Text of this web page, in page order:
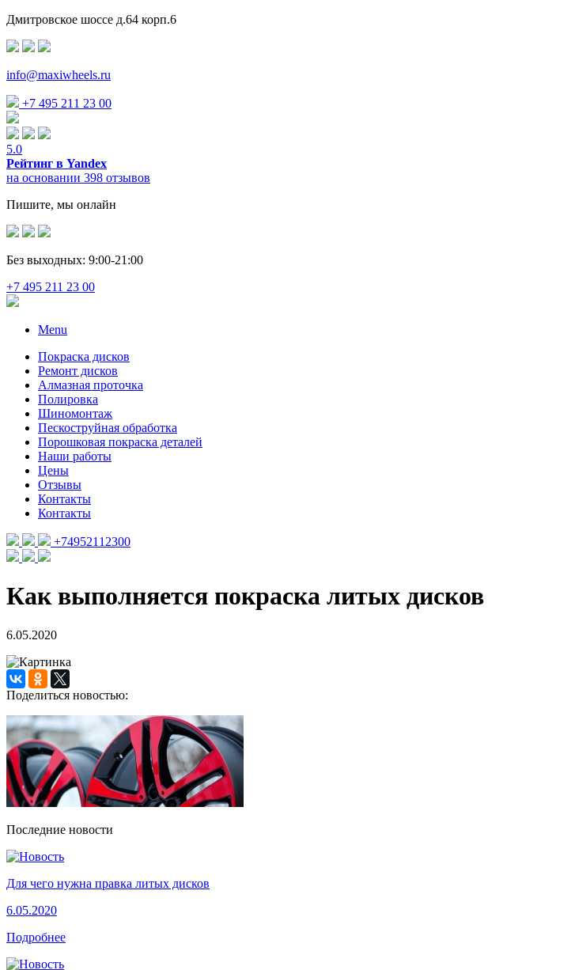
Дмитровское шоссе д.64 корп.6
info@maxiwheels.ru
+7 495 211 23 00
5.0
Рейтинг в Yandex
на основании 398 отзывов
Пишите, мы онлайн
Без выходных: 9:00-21:00
+7 495 211 23 00
Menu
Покраска дисков
Ремонт дисков
Алмазная проточка
Полировка
Шиномонтаж
Пескоструйная обработка
Порошковая покраска деталей
Наши работы
Цены
Отзывы
Контакты
Контакты
+74952112300
Как выполняется покраска литых дисков
6.05.2020
Поделиться новостью:
Последние новости
Для чего нужна правка литых дисков
6.05.2020
Подробнее